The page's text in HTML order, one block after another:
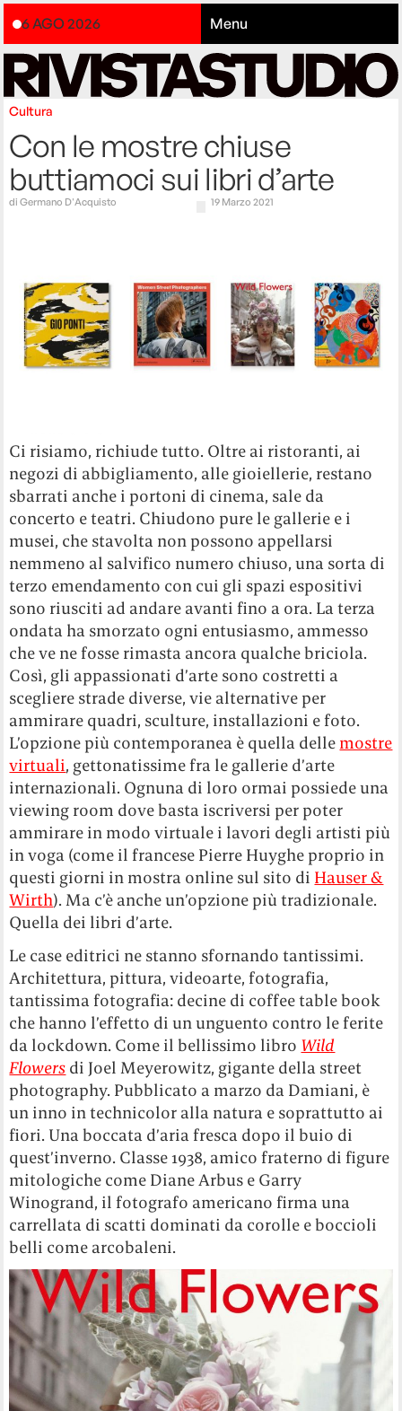
6 AGO 2026 Menu
Cultura
Con le mostre chiuse
buttiamoci sui libri d’arte
diGermano D'Acquisto 19 Marzo 2021
Ci risiamo, richiude tutto. Oltre ai ristoranti, ai
negozi di abbigliamento, alle gioiellerie, restano
sbarrati anche i portoni di cinema, sale da
concerto e teatri. Chiudono pure le gallerie e i
musei, che stavolta non possono appellarsi
nemmeno al salvifico numero chiuso, una sorta di
terzo emendamento con cui gli spazi espositivi
sono riusciti ad andare avanti fino a ora. La terza
ondata ha smorzato ogni entusiasmo, ammesso
che ve ne fosse rimasta ancora qualche briciola.
Così, gli appassionati d’arte sono costretti a
scegliere strade diverse, vie alternative per
ammirare quadri, sculture, installazioni e foto.
L’opzione più contemporanea è quella delle mostre
virtuali, gettonatissime fra le gallerie d’arte
internazionali. Ognuna di loro ormai possiede una
viewing room dove basta iscriversi per poter
ammirare in modo virtuale i lavori degli artisti più
in voga (come il francese Pierre Huyghe proprio in
questi giorni in mostra online sul sito di Hauser &
Wirth). Ma c’è anche un’opzione più tradizionale.
Quella dei libri d’arte.
Le case editrici ne stanno sfornando tantissimi.
Architettura, pittura, videoarte, fotografia,
tantissima fotografia: decine di coffee table book
che hanno l’effetto di un unguento contro le ferite
da lockdown. Come il bellissimo libro Wild
Flowers di Joel Meyerowitz, gigante della street
photography. Pubblicato a marzo da Damiani, è
un inno in technicolor alla natura e soprattutto ai
fiori. Una boccata d’aria fresca dopo il buio di
quest’inverno. Classe 1938, amico fraterno di figure
mitologiche come Diane Arbus e Garry
Winogrand, il fotografo americano firma una
carrellata di scatti dominati da corolle e boccioli
belli come arcobaleni.